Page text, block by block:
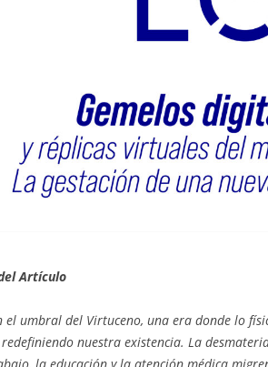
Artículo
el umbral del Virtuceno, una era donde lo
nuestra existencia. La